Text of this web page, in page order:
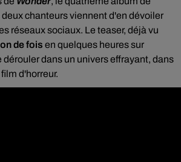
chanteurs viennent d'en dévoiler
réseaux sociaux. Le teaser, déjà vu
de fois en quelques heures sur
dérouler dans un univers effrayant, dans
d'horreur.